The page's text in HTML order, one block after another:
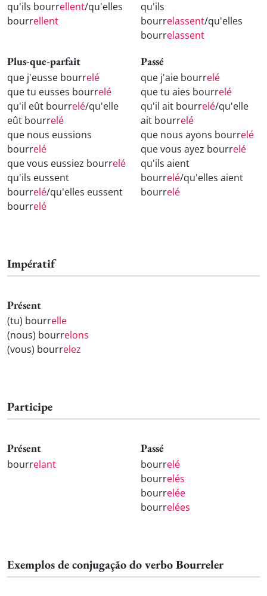
qu'ils bourrellent/qu'elles
bourrellent
qu'ils
bourrelassent/qu'elles
bourrelassent
Plus-que-parfait
que j'eusse bourrelé
que tu eusses bourrelé
qu'il eût bourrelé/qu'elle
eût bourrelé
que nous eussions
bourrelé
que vous eussiez bourrelé
qu'ils eussent
bourrelé/qu'elles eussent
bourrelé
Passé
que j'aie bourrelé
que tu aies bourrelé
qu'il ait bourrelé/qu'elle
ait bourrelé
que nous ayons bourrelé
que vous ayez bourrelé
qu'ils aient
bourrelé/qu'elles aient
bourrelé
Impératif
Présent
(tu) bourrelle
(nous) bourrelons
(vous) bourrelez
Participe
Présent
bourrelant
Passé
bourrelé
bourrelés
bourrelée
bourrelées
Exemplos de conjugação do verbo Bourreler